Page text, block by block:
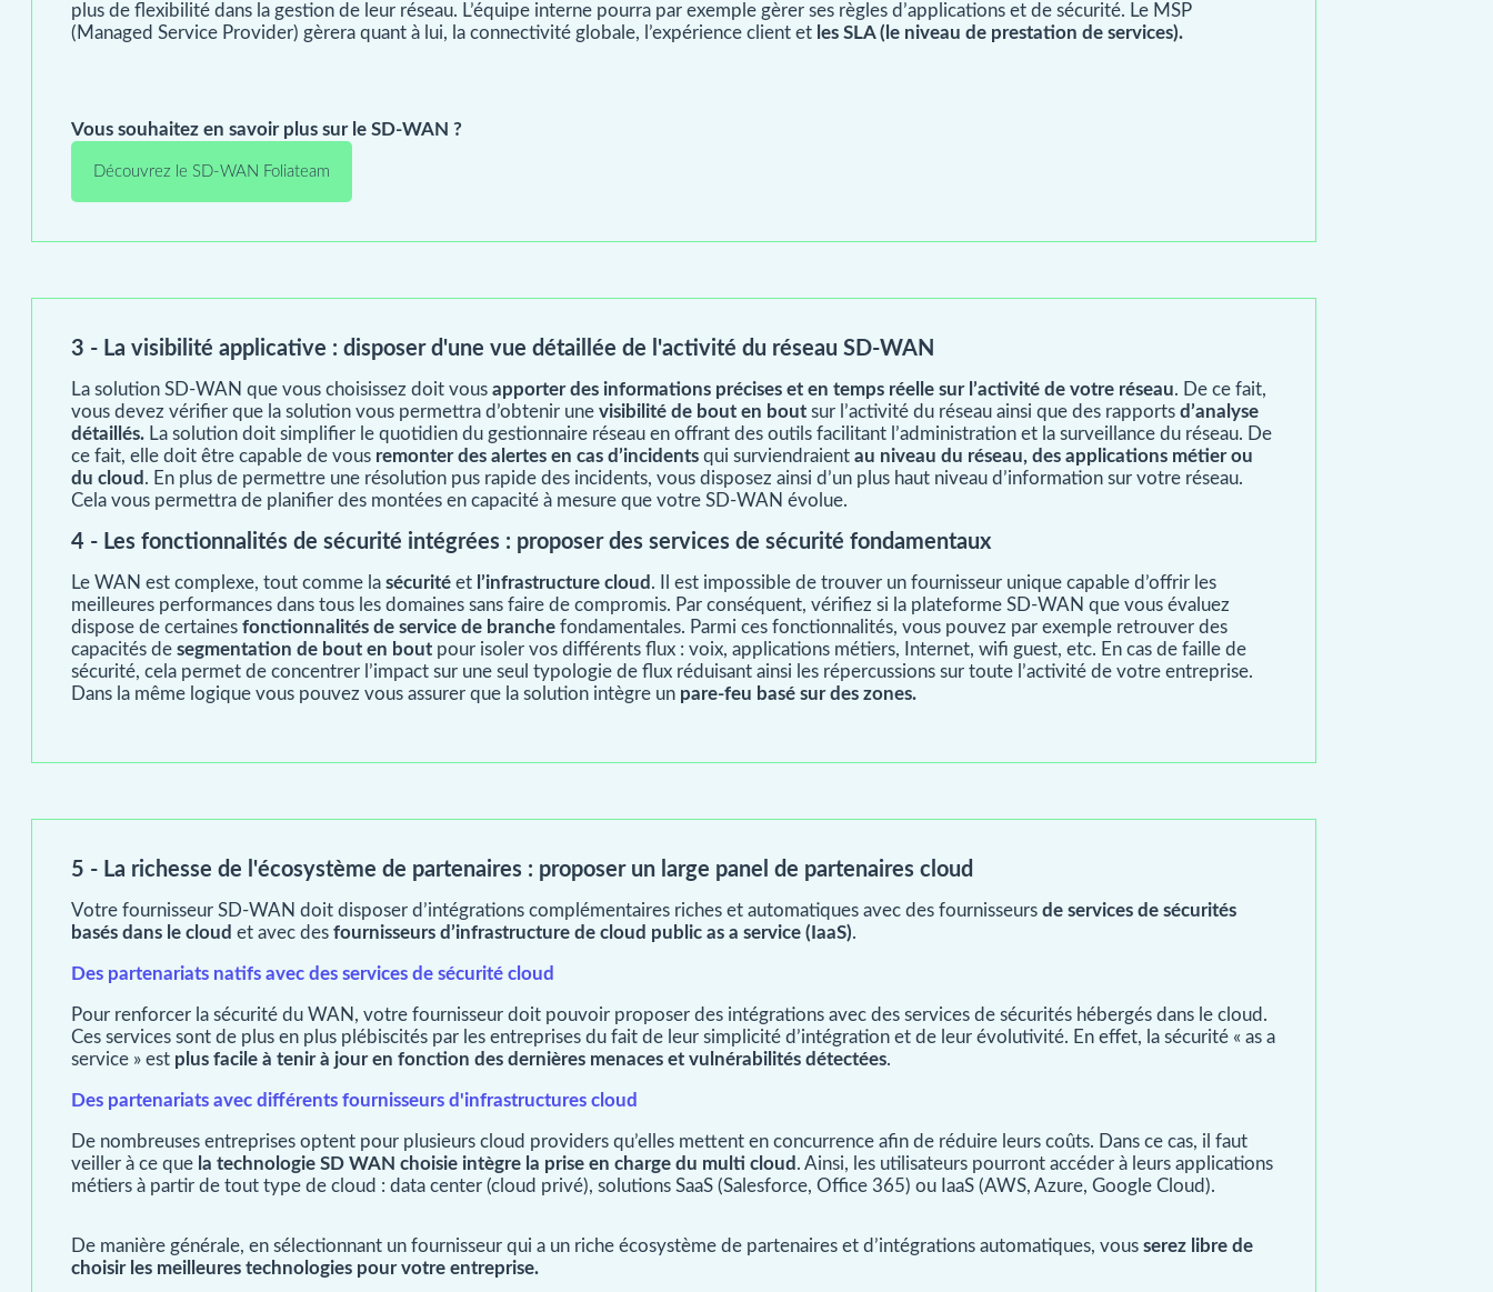
plus de flexibilité dans la gestion de leur réseau. L’équipe interne pourra par exemple gèrer ses règles d’applications et de sécurité. Le MSP
(Managed Service Provider) gèrera quant à lui, la connectivité globale, l’expérience client et les SLA (le niveau de prestation de services).
Vous souhaitez en savoir plus sur le SD-WAN ?
Découvrez le SD-WAN Foliateam
3 - La visibilité applicative : disposer d'une vue détaillée de l'activité du réseau SD-WAN
La solution SD-WAN que vous choisissez doit vous apporter des informations précises et en temps réelle sur l’activité de votre réseau. De ce fait,
vous devez vérifier que la solution vous permettra d’obtenir une visibilité de bout en boutsur l’activité du réseau ainsi que des rapports d’analyse
détaillés.La solution doit simplifier le quotidien du gestionnaire réseau en offrant des outils facilitant l’administration et la surveillance du réseau. De
ce fait, elle doit être capable de vous remonter des alertes en cas d’incidentsqui surviendraient au niveau du réseau, des applications métier ou
du cloud . En plus de permettre une résolution pus rapide des incidents, vous disposez ainsi d’un plus haut niveau d’information sur votre réseau.
Cela vous permettra de planifier des montées en capacité à mesure que votre SD-WAN évolue.
4 - Les fonctionnalités de sécurité intégrées : proposer des services de sécurité fondamentaux
Le WAN est complexe, tout comme la sécurité et l’infrastructure cloud . Il est impossible de trouver un fournisseur unique capable d’offrir les
meilleures performances dans tous les domaines sans faire de compromis. Par conséquent, vérifiez si la plateforme SD-WAN que vous évaluez
dispose de certaines fonctionnalités de service de branchefondamentales. Parmi ces fonctionnalités, vous pouvez par exemple retrouver des
capacités de segmentation de bout en boutpour isoler vos différents flux : voix, applications métiers, Internet, wifi guest, etc. En cas de faille de
sécurité, cela permet de concentrer l’impact sur une seul typologie de flux réduisant ainsi les répercussions sur toute l’activité de votre entreprise.
Dans la même logique vous pouvez vous assurer que la solution intègre unpare-feu basé sur des zones.
5 - La richesse de l'écosystème de partenaires : proposer un large panel de partenaires cloud
Votre fournisseur SD-WAN doit disposer d’intégrations complémentaires riches et automatiques avec des fournisseurs de services de sécurités
basés dans le cloud et avec des fournisseurs d’infrastructure de cloud public as a service (IaaS).
Des partenariats natifs avec des services de sécurité cloud
Pour renforcer la sécurité du WAN, votre fournisseur doit pouvoir proposer des intégrations avec des services de sécurités hébergés dans le cloud.
Ces services sont de plus en plus plébiscités par les entreprises du fait de leur simplicité d’intégration et de leur évolutivité. En effet, la sécurité « as a
service » est plus facile à tenir à jour en fonction des dernières menaces et vulnérabilités détectées.
Des partenariats avec différents fournisseurs d'infrastructures cloud
De nombreuses entreprises optent pour plusieurs cloud providers qu’elles mettent en concurrence afin de réduire leurs coûts. Dans ce cas, il faut
veiller à ce que la technologie SD WAN choisie intègre la prise en charge du multi cloud . Ainsi, les utilisateurs pourront accéder à leurs applications
métiers à partir de tout type de cloud : data center (cloud privé), solutions SaaS (Salesforce, Office 365) ou IaaS (AWS, Azure, Google Cloud).
De manière générale, en sélectionnant un fournisseur qui a un riche écosystème de partenaires et d’intégrations automatiques, vous serez libre de
choisir les meilleures technologies pour votre entreprise.